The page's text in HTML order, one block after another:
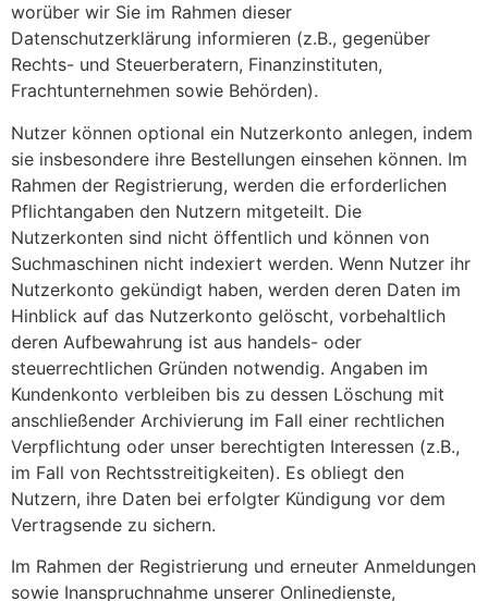
worüber wir Sie im Rahmen dieser
Datenschutzerklärung informieren (z.B., gegenüber
Rechts- und Steuerberatern, Finanzinstituten,
Frachtunternehmen sowie Behörden).
Nutzer können optional ein Nutzerkonto anlegen, indem
sie insbesondere ihre Bestellungen einsehen können. Im
Rahmen der Registrierung, werden die erforderlichen
Pflichtangaben den Nutzern mitgeteilt. Die
Nutzerkonten sind nicht öffentlich und können von
Suchmaschinen nicht indexiert werden. Wenn Nutzer ihr
Nutzerkonto gekündigt haben, werden deren Daten im
Hinblick auf das Nutzerkonto gelöscht, vorbehaltlich
deren Aufbewahrung ist aus handels- oder
steuerrechtlichen Gründen notwendig. Angaben im
Kundenkonto verbleiben bis zu dessen Löschung mit
anschließender Archivierung im Fall einer rechtlichen
Verpflichtung oder unser berechtigten Interessen (z.B.,
im Fall von Rechtsstreitigkeiten). Es obliegt den
Nutzern, ihre Daten bei erfolgter Kündigung vor dem
Vertragsende zu sichern.
Im Rahmen der Registrierung und erneuter Anmeldungen
sowie Inanspruchnahme unserer Onlinedienste,